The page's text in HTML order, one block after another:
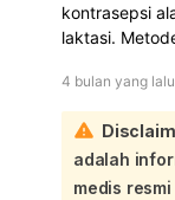
kontrasepsi
laktasi.
terjadi
Untuk KB
bagi ibu
sekitar 3-4
4 bulan yang lalu
adalah
medis